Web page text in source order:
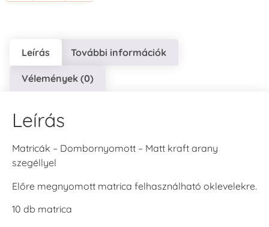
Leírás További információk
Vélemények (0)
Leírás
Matricák – Dombornyomott – Matt kraft arany
szegéllyel
Előre megnyomott matrica felhasználható oklevelekre.
10 db matrica